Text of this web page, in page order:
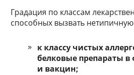
Градация по классам
способных вызвать
к классу чистых
белковые препараты
и вакцин;